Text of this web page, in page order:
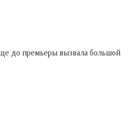
до премьеры вызвала большой